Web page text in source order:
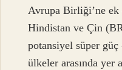
Avrupa Birliği’ne
Hindistan ve Çin
potansiyel süper güç
ülkeler arasında yer